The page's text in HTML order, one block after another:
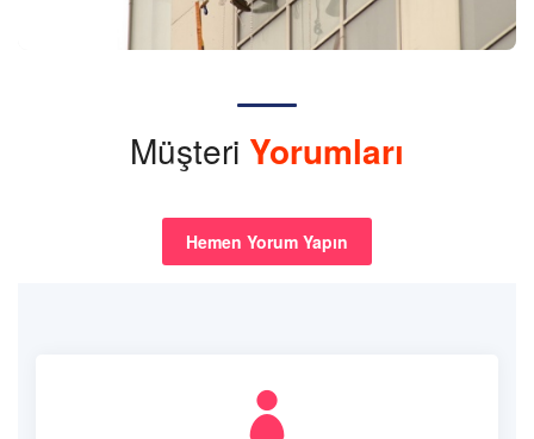
Müşteri Yorumları
Hemen Yorum Yapın